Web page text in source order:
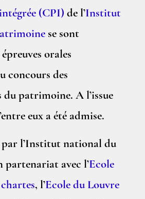
(CPI) de l’Institut
se sont
orales
concours des
du patrimoine. A l’issue
eux a été admise.
par l’Institut national du
partenariat avec l’Ecole
, l’Ecole du Louvre